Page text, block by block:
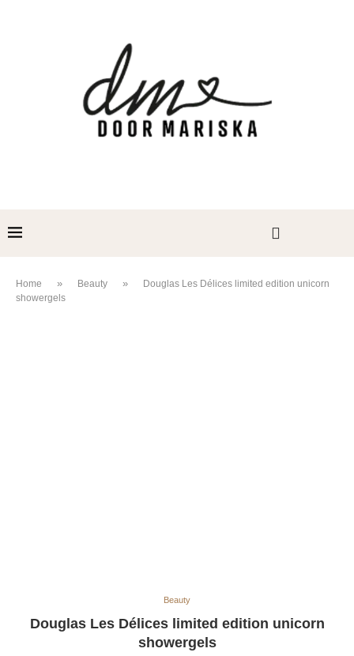
Home » Beauty »
Douglas Les Délices limited edition unicorn
showergels
Beauty
Douglas Les Délices limited edition unicorn
showergels